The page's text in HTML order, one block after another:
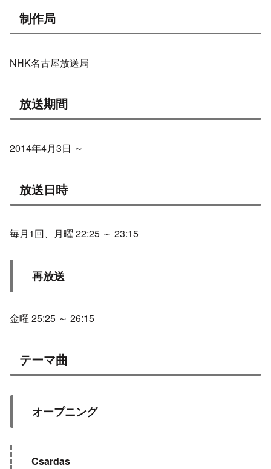
制作局
NHK名古屋放送局
放送期間
2014年4月3日 ～
放送日時
毎月1回、月曜 22:25 ～ 23:15
再放送
金曜 25:25 ～ 26:15
テーマ曲
オープニング
Csardas